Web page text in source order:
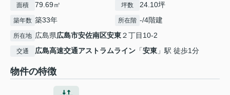
面積 79.69㎡ 坪数 24.10坪
築年数 築33年 所在階 -/4階建
所在地 広島県広島市安佐南区安東２丁目10-2
交通 広島高速交通アストラムライン 「安東 」駅 徒歩1分
物件の特徴